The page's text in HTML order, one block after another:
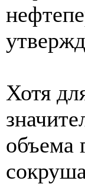
Хотя
объема